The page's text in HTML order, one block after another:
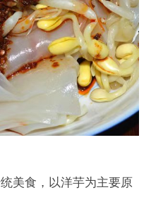
美食，以洋芋为主要原